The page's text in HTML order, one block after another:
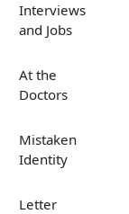
Interviews
and Jobs
At the
Doctors
Mistaken
Identity
Letter